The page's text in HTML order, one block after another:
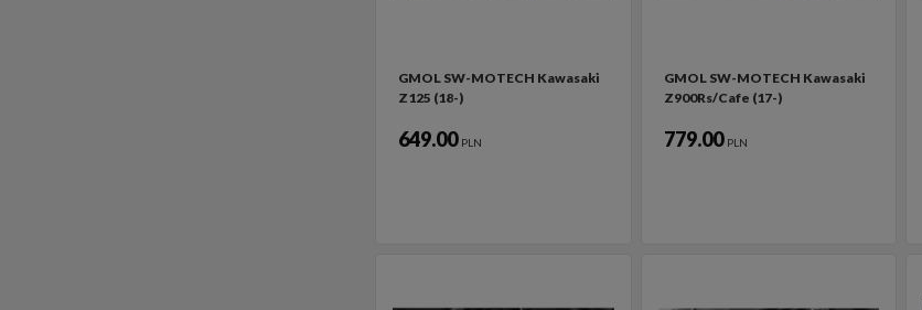
GMOL SW-MOTECH Kawasaki
Z125 (18-)
649.00 PLN
GMOL SW-MOTECH Kawasaki
Z900Rs/Cafe (17-)
779.00 PLN